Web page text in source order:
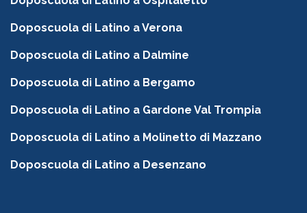
Doposcuola di Latino a Verona
Doposcuola di Latino a Dalmine
Doposcuola di Latino a Bergamo
Doposcuola di Latino a Gardone Val Trompia
Doposcuola di Latino a Molinetto di Mazzano
Doposcuola di Latino a Desenzano